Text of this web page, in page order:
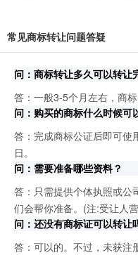
常见商标转让问题答疑
问：商标转让多久可以转让
答：一般3-5个月左右，商
问：购买的商标什么时候可
答：完成商标公证后即可使
日。
问：需要准备哪些资料？
答：只需提供个体执照或公
们会帮你准备。(注:受让人
问：还没有商标证可以转让
答：可以的。不过，未获注